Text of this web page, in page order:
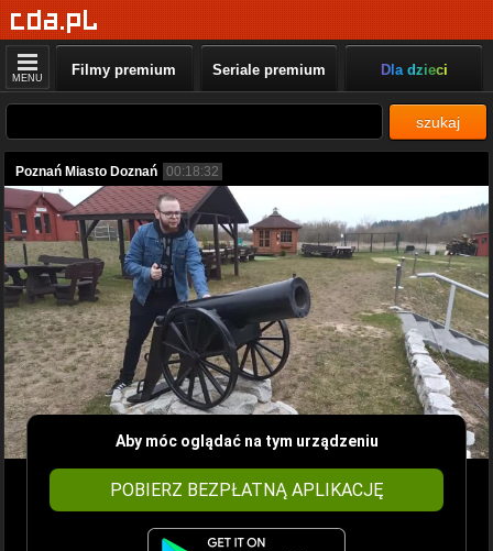
MENU Filmy premium Seriale premium Dla dzieci
szukaj
Poznań Miasto Doznań 00:18:32
Aby móc oglądać na tym urządzeniu
POBIERZ BEZPŁATNĄ APLIKACJĘ